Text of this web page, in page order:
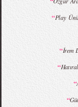
“Play
“İrem
“
“
“